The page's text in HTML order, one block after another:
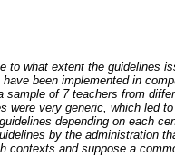
to what extent the guidelines
been implemented in
sample of 7 teachers from
were very generic, which led
depending on each
by the administration
contexts and suppose a